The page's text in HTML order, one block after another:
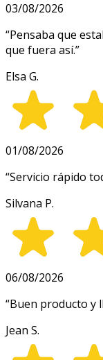
03/08/2026
“Pensaba que
que fuera así.”
Elsa G.
01/08/2026
“Servicio rápido
Silvana P.
06/08/2026
“Buen producto y
Jean S.